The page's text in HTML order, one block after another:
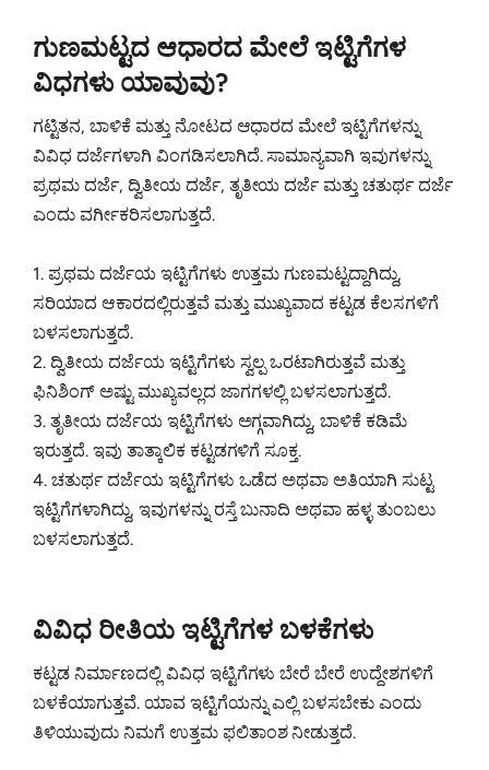
ಗುಣಮಟ್ಟದ ಆಧಾರದ ಮೇಲೆ ಇಟ್ಟಿಗೆಗಳ
ವಿಧಗಳು ಯಾವುವು?
ಗಟ್ಟಿತನ, ಬಾಳಿಕೆ ಮತ್ತು ನೋಟದ ಆಧಾರದ ಮೇಲೆ ಇಟ್ಟಿಗೆಗಳನ್ನು
ವಿವಿಧ ದರ್ಜೆಗಳಾಗಿ ವಿಂಗಡಿಸಲಾಗಿದೆ. ಸಾಮಾನ್ಯವಾಗಿ ಇವುಗಳನ್ನು
ಪ್ರಥಮ ದರ್ಜೆ, ದ್ವಿತೀಯ ದರ್ಜೆ, ತೃತೀಯ ದರ್ಜೆ ಮತ್ತು ಚತುರ್ಥ ದರ್ಜೆ
ಎಂದು ವರ್ಗೀಕರಿಸಲಾಗುತ್ತದೆ.
1. ಪ್ರಥಮ ದರ್ಜೆಯ ಇಟ್ಟಿಗೆಗಳು ಉತ್ತಮ ಗುಣಮಟ್ಟದ್ದಾಗಿದ್ದು,
ಸರಿಯಾದ ಆಕಾರದಲ್ಲಿರುತ್ತವೆ ಮತ್ತು ಮುಖ್ಯವಾದ ಕಟ್ಟಡ ಕೆಲಸಗಳಿಗೆ
ಬಳಸಲಾಗುತ್ತದೆ.
2. ದ್ವಿತೀಯ ದರ್ಜೆಯ ಇಟ್ಟಿಗೆಗಳು ಸ್ವಲ್ಪ ಒರಟಾಗಿರುತ್ತವೆ ಮತ್ತು
ಫಿನಿಶಿಂಗ್ ಅಷ್ಟು ಮುಖ್ಯವಲ್ಲದ ಜಾಗಗಳಲ್ಲಿ ಬಳಸಲಾಗುತ್ತದೆ.
3. ತೃತೀಯ ದರ್ಜೆಯ ಇಟ್ಟಿಗೆಗಳು ಅಗ್ಗವಾಗಿದ್ದು, ಬಾಳಿಕೆ ಕಡಿಮೆ
ಇರುತ್ತದೆ. ಇವು ತಾತ್ಕಾಲಿಕ ಕಟ್ಟಡಗಳಿಗೆ ಸೂಕ್ತ.
4. ಚತುರ್ಥ ದರ್ಜೆಯ ಇಟ್ಟಿಗೆಗಳು ಒಡೆದ ಅಥವಾ ಅತಿಯಾಗಿ ಸುಟ್ಟ
ಇಟ್ಟಿಗೆಗಳಾಗಿದ್ದು, ಇವುಗಳನ್ನು ರಸ್ತೆ ಬುನಾದಿ ಅಥವಾ ಹಳ್ಳ ತುಂಬಲು
ಬಳಸಲಾಗುತ್ತದೆ.
ವಿವಿಧ ರೀತಿಯ ಇಟ್ಟಿಗೆಗಳ ಬಳಕೆಗಳು
ಕಟ್ಟಡ ನಿರ್ಮಾಣದಲ್ಲಿ ವಿವಿಧ ಇಟ್ಟಿಗೆಗಳು ಬೇರೆ ಬೇರೆ ಉದ್ದೇಶಗಳಿಗೆ
ಬಳಕೆಯಾಗುತ್ತವೆ. ಯಾವ ಇಟ್ಟಿಗೆಯನ್ನು ಎಲ್ಲಿ ಬಳಸಬೇಕು ಎಂದು
ತಿಳಿಯುವುದು ನಿಮಗೆ ಉತ್ತಮ ಫಲಿತಾಂಶ ನೀಡುತ್ತದೆ.